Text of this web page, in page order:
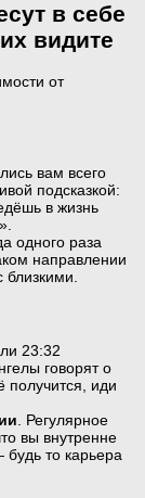
в себе
видите
от
вам всего
подсказкой:
в жизнь
одного раза
направлении
23:32
говорят о
получится, иди
. Регулярное
вы внутренне
то карьера